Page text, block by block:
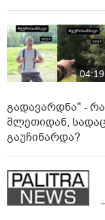
04:19
გადავარდნა" -
მლეთიდან,
გაუჩინარდა?